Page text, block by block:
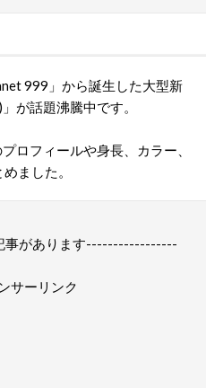
999」から誕生した大型新
が話題沸騰中です。
ロフィールや身長、カラー、
ました。
があります-----------------
サーリンク